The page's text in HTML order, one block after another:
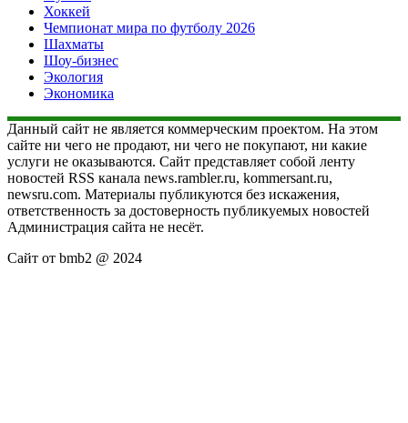
Хоккей
Чемпионат мира по футболу 2026
Шахматы
Шоу-бизнес
Экология
Экономика
Данный сайт не является коммерческим проектом. На этом
сайте ни чего не продают, ни чего не покупают, ни какие
услуги не оказываются. Сайт представляет собой ленту
новостей RSS канала news.rambler.ru, kommersant.ru,
newsru.com. Материалы публикуются без искажения,
ответственность за достоверность публикуемых новостей
Администрация сайта не несёт.
Сайт от bmb2 @ 2024